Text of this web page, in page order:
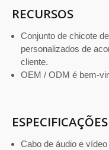
RECURSOS
Conjunto de chicote
personalizados de
cliente.
OEM / ODM é bem-
ESPECIFICAÇÕES
Cabo de áudio e